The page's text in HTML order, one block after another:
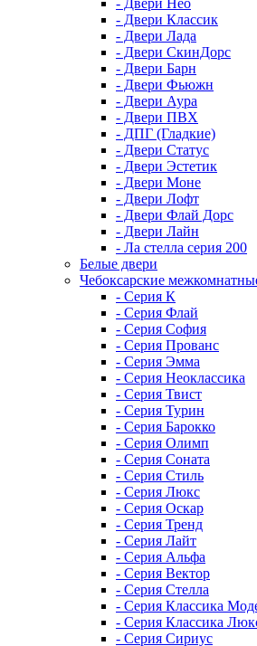
- Двери Нео
- Двери Классик
- Двери Лада
- Двери СкинДорс
- Двери Барн
- Двери Фьюжн
- Двери Аура
- Двери ПВХ
- ДПГ (Гладкие)
- Двери Статус
- Двери Эстетик
- Двери Моне
- Двери Лофт
- Двери Флай Дорс
- Двери Лайн
- Ла стелла серия 200
Белые двери
Чебоксарские
- Серия К
- Серия Флай
- Серия София
- Серия Прованс
- Серия Эмма
- Серия Неоклассика
- Серия Твист
- Серия Турин
- Серия Барокко
- Серия Олимп
- Серия Соната
- Серия Стиль
- Серия Люкс
- Серия Оскар
- Серия Тренд
- Серия Лайт
- Серия Альфа
- Серия Вектор
- Серия Стелла
- Серия Классика
- Серия Классика
- Серия Сириус